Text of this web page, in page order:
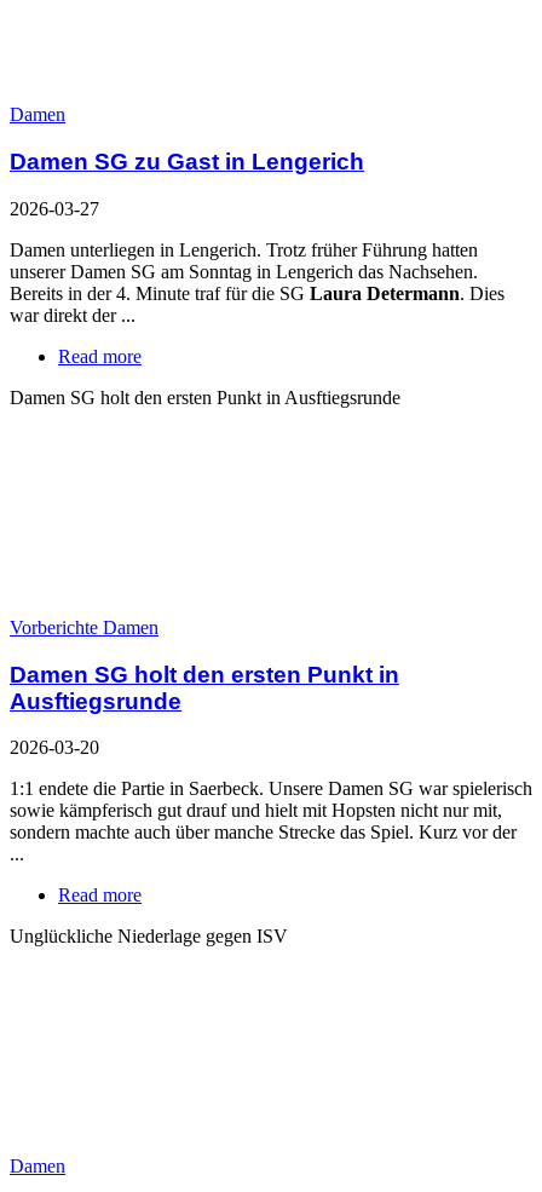
Damen
Damen SG zu Gast in Lengerich
2026-03-27
Damen unterliegen in Lengerich. Trotz früher Führung hatten
unserer Damen SG am Sonntag in Lengerich das Nachsehen.
Bereits in der 4. Minute traf für die SG Laura Determann. Dies
war direkt der ...
Read more
Damen SG holt den ersten Punkt in Ausftiegsrunde
Vorberichte Damen
Damen SG holt den ersten Punkt in
Ausftiegsrunde
2026-03-20
1:1 endete die Partie in Saerbeck. Unsere Damen SG war spielerisch
sowie kämpferisch gut drauf und hielt mit Hopsten nicht nur mit,
sondern machte auch über manche Strecke das Spiel. Kurz vor der
...
Read more
Unglückliche Niederlage gegen ISV
Damen